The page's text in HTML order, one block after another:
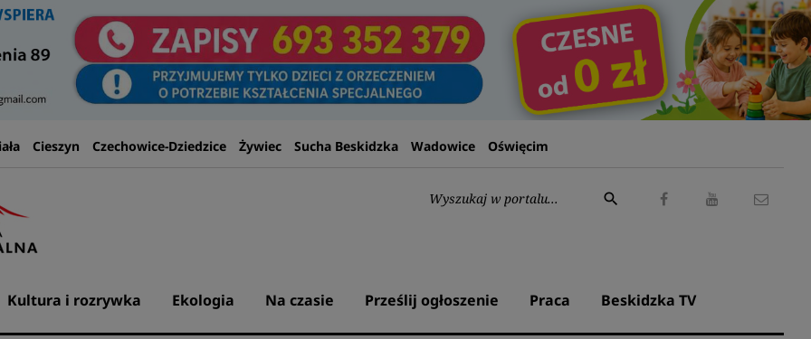
Cieszyn Czechowice-Dziedzice Żywiec Sucha Beskidzka Wadowice Oświęcim
Wyszukaj:
search
Kultura i rozrywka Ekologia Na czasie Prześlij ogłoszenie Praca Beskidzka TV